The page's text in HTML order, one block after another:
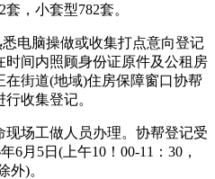
，小套型782套。
电脑操做或收集打点意向登记
间内照顾身份证原件及公租房
街道(地域)住房保障窗口协帮
收集登记。
场工做人员办理。协帮登记受
6月5日(上午10！00-11：30，
外)。